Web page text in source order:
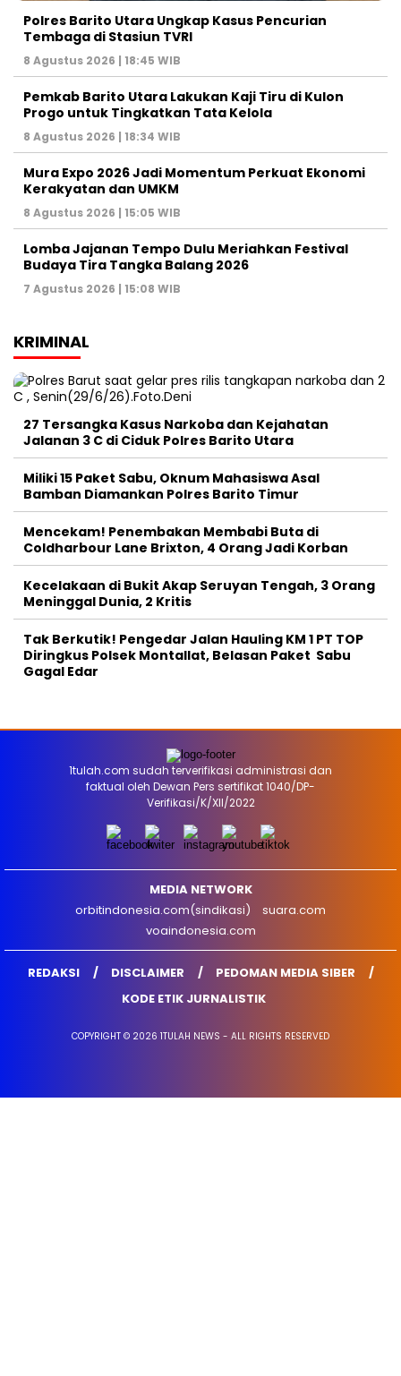
Polres Barito Utara Ungkap Kasus Pencurian
Tembaga di Stasiun TVRI
8 Agustus 2026 | 18:45 WIB
Pemkab Barito Utara Lakukan Kaji Tiru di Kulon
Progo untuk Tingkatkan Tata Kelola
8 Agustus 2026 | 18:34 WIB
Mura Expo 2026 Jadi Momentum Perkuat Ekonomi
Kerakyatan dan UMKM
8 Agustus 2026 | 15:05 WIB
Lomba Jajanan Tempo Dulu Meriahkan Festival
Budaya Tira Tangka Balang 2026
7 Agustus 2026 | 15:08 WIB
KRIMINAL
27 Tersangka Kasus Narkoba dan Kejahatan
Jalanan 3 C di Ciduk Polres Barito Utara
Miliki 15 Paket Sabu, Oknum Mahasiswa Asal
Bamban Diamankan Polres Barito Timur
Mencekam! Penembakan Membabi Buta di
Coldharbour Lane Brixton, 4 Orang Jadi Korban
Kecelakaan di Bukit Akap Seruyan Tengah, 3 Orang
Meninggal Dunia, 2 Kritis
Tak Berkutik! Pengedar Jalan Hauling KM 1 PT TOP
Diringkus Polsek Montallat, Belasan Paket Sabu
Gagal Edar
1tulah.com sudah terverifikasi administrasi dan
faktual oleh Dewan Pers sertifikat 1040/DP-
Verifikasi/K/XII/2022
MEDIA NETWORK
orbitindonesia.com(sindikasi)
suara.com
voaindonesia.com
REDAKSI DISCLAIMER
PEDOMAN MEDIA SIBER
KODE ETIK JURNALISTIK
COPYRIGHT © 2026 1TULAH NEWS - ALL RIGHTS RESERVED